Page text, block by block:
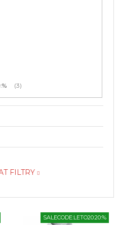
3
FILTRY
SALECODE:LETO20:20:%